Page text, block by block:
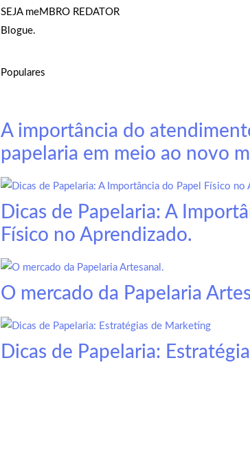
SEJA meMBRO REDATOR
Blogue.
Populares
A importância do
papelaria em meio ao novo
Dicas de Papelaria: A
Físico no Aprendizado.
O mercado da Papelaria
Dicas de Papelaria: